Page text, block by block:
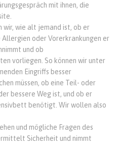
mit ihnen, die
wir, wie alt jemand ist, ob er
oder Vorerkrankungen er
und ob
vorliegen. So können wir unter
Eingriffs besser
müssen, ob eine Teil- oder
bessere Weg ist, und ob er
benötigt. Wir wollen also
und mögliche Fragen des
Sicherheit und nimmt